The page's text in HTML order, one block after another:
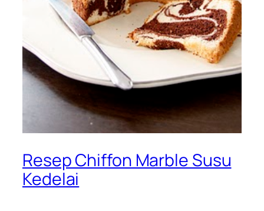
Resep Chiffon Marble Susu
Kedelai